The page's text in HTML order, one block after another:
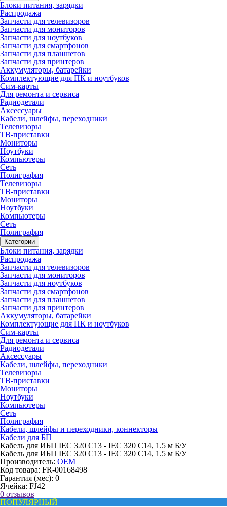
Блоки питания, зарядки
Распродажа
Запчасти для телевизоров
Запчасти для мониторов
Запчасти для ноутбуков
Запчасти для смартфонов
Запчасти для планшетов
Запчасти для принтеров
Аккумуляторы, батарейки
Комплектующие для ПК и ноутбуков
Сим-карты
Для ремонта и сервиса
Радиодетали
Аксессуары
Кабели, шлейфы, переходники
Телевизоры
ТВ-приставки
Мониторы
Ноутбуки
Компьютеры
Сеть
Полиграфия
Телевизоры
ТВ-приставки
Мониторы
Ноутбуки
Компьютеры
Сеть
Полиграфия
Категории
Блоки питания, зарядки
Распродажа
Запчасти для телевизоров
Запчасти для мониторов
Запчасти для ноутбуков
Запчасти для смартфонов
Запчасти для планшетов
Запчасти для принтеров
Аккумуляторы, батарейки
Комплектующие для ПК и ноутбуков
Сим-карты
Для ремонта и сервиса
Радиодетали
Аксессуары
Кабели, шлейфы, переходники
Телевизоры
ТВ-приставки
Мониторы
Ноутбуки
Компьютеры
Сеть
Полиграфия
Кабели, шлейфы и переходники, коннекторы
Кабели для БП
Кабель для ИБП IEC 320 C13 - IEC 320 C14, 1.5 м Б/У
Кабель для ИБП IEC 320 C13 - IEC 320 C14, 1.5 м Б/У
Производитель: OEM
Код товара: FR-00168498
Гарантия (мес): 0
Ячейка: FJ42
0 отзывов
ПОПУЛЯРНЫЙ